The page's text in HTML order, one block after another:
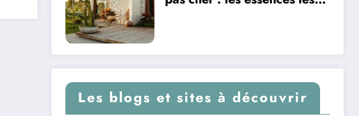
Les blogs et sites à découvrir